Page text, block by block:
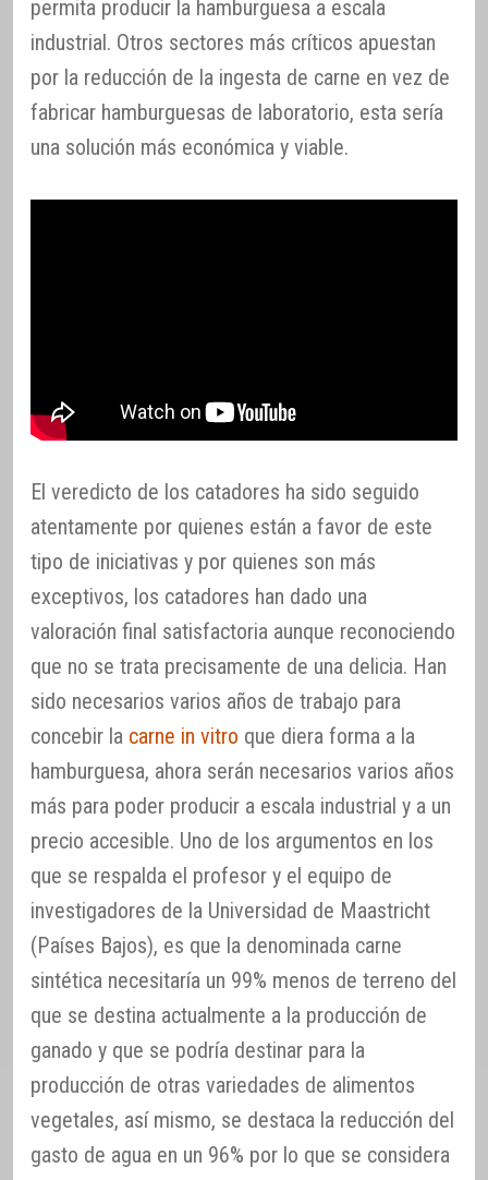
permita producir la hamburguesa a escala
industrial. Otros sectores más críticos apuestan
por la reducción de la ingesta de carne en vez de
fabricar hamburguesas de laboratorio, esta sería
una solución más económica y viable.
El veredicto de los catadores ha sido seguido
atentamente por quienes están a favor de este
tipo de iniciativas y por quienes son más
exceptivos, los catadores han dado una
valoración final satisfactoria aunque reconociendo
que no se trata precisamente de una delicia. Han
sido necesarios varios años de trabajo para
concebir la carne in vitro que diera forma a la
hamburguesa, ahora serán necesarios varios años
más para poder producir a escala industrial y a un
precio accesible. Uno de los argumentos en los
que se respalda el profesor y el equipo de
investigadores de la Universidad de Maastricht
(Países Bajos), es que la denominada carne
sintética necesitaría un 99% menos de terreno del
que se destina actualmente a la producción de
ganado y que se podría destinar para la
producción de otras variedades de alimentos
vegetales, así mismo, se destaca la reducción del
gasto de agua en un 96% por lo que se considera